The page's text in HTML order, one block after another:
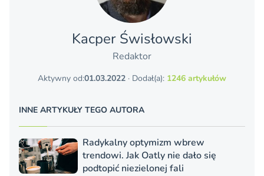
Kacper Świsło­wski
Redaktor
Aktywny od:01.03.2022 · Dodał(a): 1246 artykułów
INNE ARTYKUŁY TEGO AUTORA
Radykalny optymizm wbrew
trendowi. Jak Oatly nie dało się
podtopić niezielonej fali